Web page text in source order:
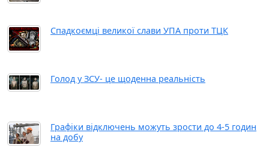
Спадкоємці великої слави УПА проти ТЦК
Голод у ЗСУ- це щоденна реальність
Графіки відключень можуть зрости до 4-5 годин
на добу